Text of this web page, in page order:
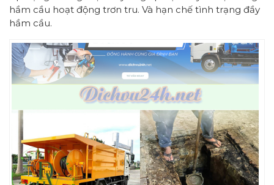
hầm cầu hoạt động trơn tru. Và hạn chế tình trạng đầy
hầm cầu.